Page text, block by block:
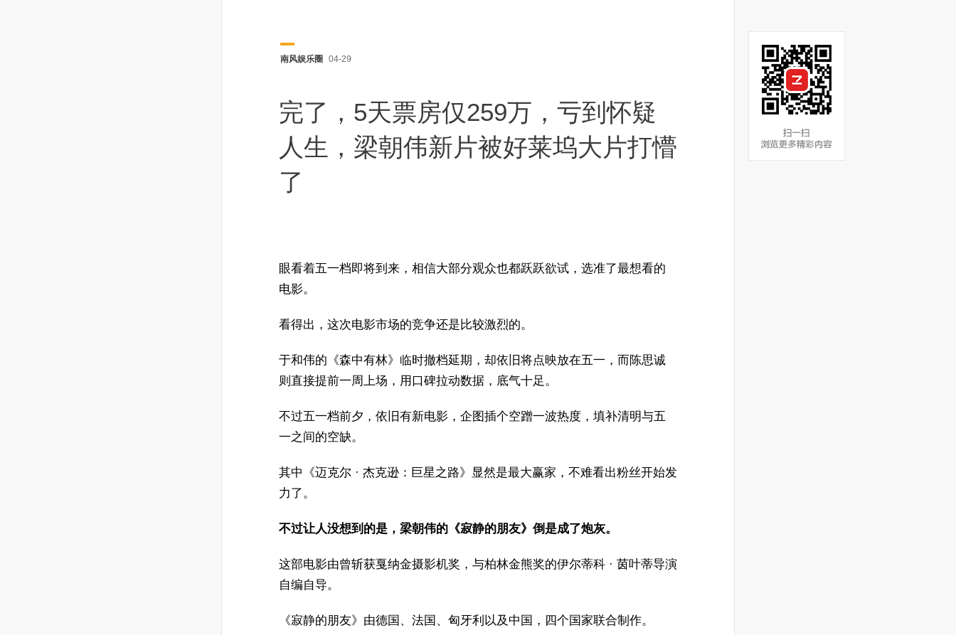
南风娱乐圈 04-29
完了，5天票房仅259万，亏到怀疑
人生，梁朝伟新片被好莱坞大片打懵
了
眼看着五一档即将到来，相信大部分观众也都跃跃欲试，选准了最想看的
电影。
看得出，这次电影市场的竞争还是比较激烈的。
于和伟的《森中有林》临时撤档延期，却依旧将点映放在五一，而陈思诚
则直接提前一周上场，用口碑拉动数据，底气十足。
不过五一档前夕，依旧有新电影，企图插个空蹭一波热度，填补清明与五
一之间的空缺。
其中《迈克尔 · 杰克逊：巨星之路》显然是最大赢家，不难看出粉丝开始发
力了。
不过让人没想到的是，梁朝伟的《寂静的朋友》倒是成了炮灰。
这部电影由曾斩获戛纳金摄影机奖，与柏林金熊奖的伊尔蒂科 · 茵叶蒂导演
自编自导。
《寂静的朋友》由德国、法国、匈牙利以及中国，四个国家联合制作。